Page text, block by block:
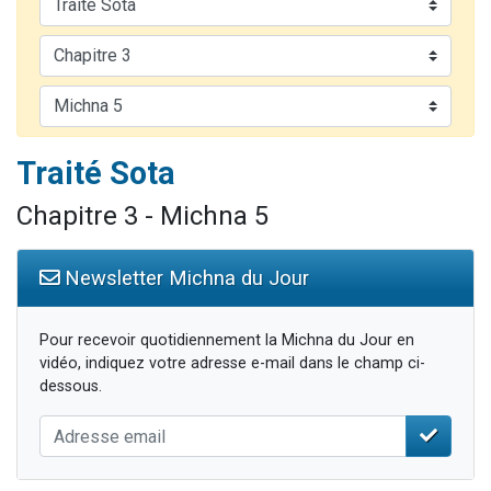
Il reste 49 places pour étudier en groupe sur Zoom
3 personnes viennent de faire un don pour Diane, 80 ans, dans un appartement insalubre
Traité Sota
Chapitre 3 - Michna 5
Newsletter Michna du Jour
Pour recevoir quotidiennement la Michna du Jour en
vidéo, indiquez votre adresse e-mail dans le champ ci-
dessous.